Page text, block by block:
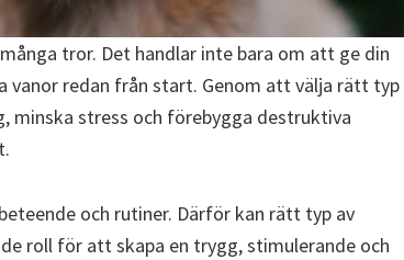
tror. Det handlar inte bara om att ge din
redan från start. Genom att välja rätt typ
minska stress och förebygga destruktiva
och rutiner. Därför kan rätt typ av
roll för att skapa en trygg, stimulerande och